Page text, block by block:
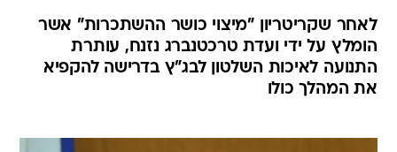
לאחר שקריטריון "מיצוי כושר ההשתכרות" אשר
הומלץ על ידי ועדת טרכטנברג נזנח, עותרת
התנועה לאיכות השלטון לבג"ץ בדרישה להקפיא
את המהלך כולו